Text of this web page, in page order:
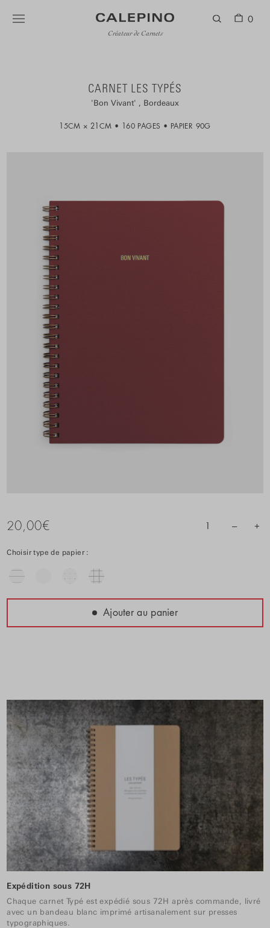
Créateur de Carnets
0
CARNET LES TYPÉS
Bon Vivant Bordeaux
15CM × 21CM 160 PAGES PAPIER 90G
20,00€ 1 – +
Choisir type de papier :
Ajouter au panier
Expédition sous 72H
Chaque carnet Typé est expédié sous 72H après commande, livré
avec un bandeau blanc imprimé artisanalement sur presses
typographiques.